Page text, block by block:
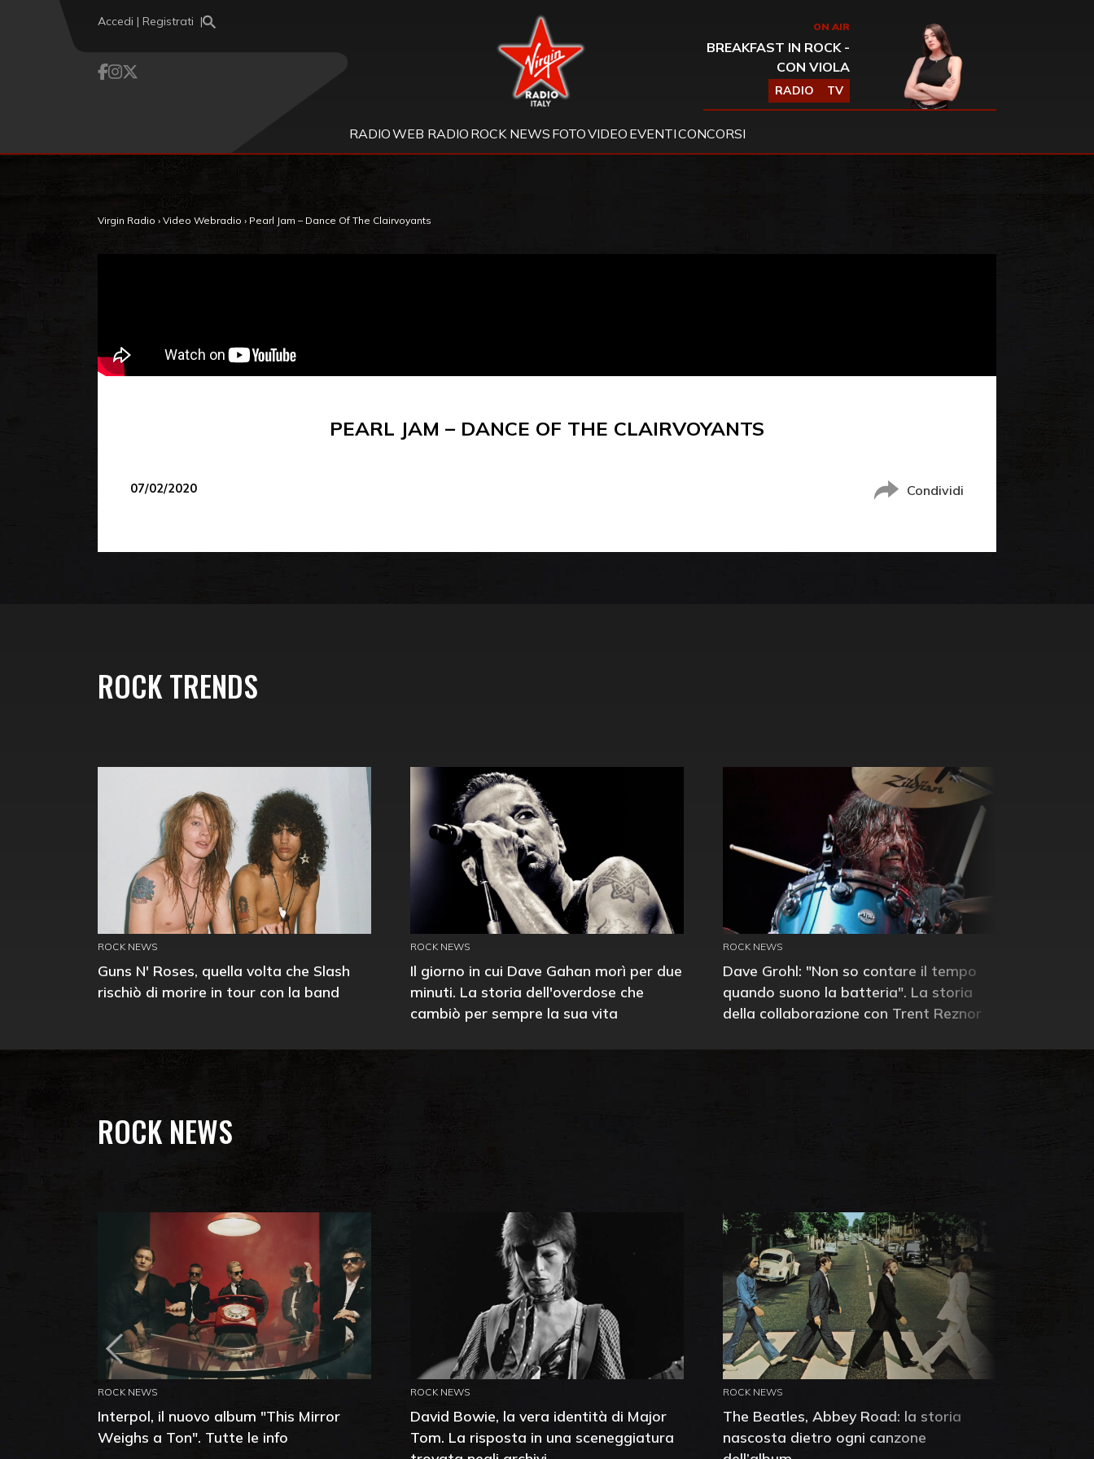
Accedi | Registrati Virgin Radio ON AIR
BREAKFAST IN ROCK -
CON VIOLA
RADIO TV
RADIOWEB RADIO ROCK NEWS FOTOVIDEO EVENTICONCORSI
Virgin Radio › Video Webradio › Pearl Jam – Dance Of The Clairvoyants
PEARL JAM – DANCE OF THE CLAIRVOYANTS
07/02/2020 Condividi
ROCK TRENDS
ROCK NEWS
Guns N' Roses, quella volta che Slash
rischiò di morire in tour con la band
ROCK NEWS
Il giorno in cui Dave Gahan morì per due
minuti. La storia dell'overdose che
cambiò per sempre la sua vita
ROCK NEWS
Dave Grohl: "Non so contare il tempo
quando suono la batteria". La storia
della collaborazione con Trent Reznor
ROCK NEWS
ROCK NEWS
Interpol, il nuovo album "This Mirror
Weighs a Ton". Tutte le info
ROCK NEWS
David Bowie, la vera identità di Major
Tom. La risposta in una sceneggiatura
ROCK NEWS
The Beatles, Abbey Road: la storia
nascosta dietro ogni canzone